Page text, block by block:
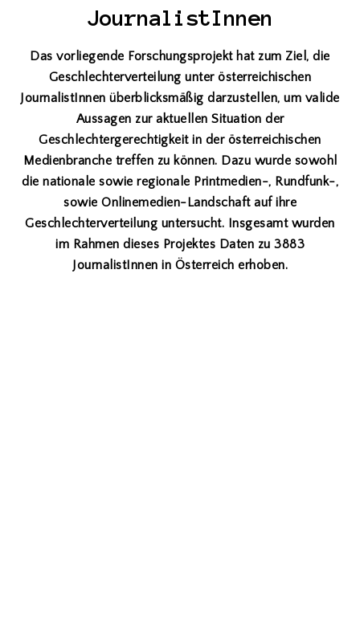
JournalistInnen
Das vorliegende Forschungsprojekt hat zum Ziel, die
Geschlechterverteilung unter österreichischen
JournalistInnen überblicksmäßig darzustellen, um valide
Aussagen zur aktuellen Situation der
Geschlechtergerechtigkeit in der österreichischen
Medienbranche treffen zu können. Dazu wurde sowohl
die nationale sowie regionale Printmedien-, Rundfunk-,
sowie Onlinemedien-Landschaft auf ihre
Geschlechterverteilung untersucht. Insgesamt wurden
im Rahmen dieses Projektes Daten zu 3883
JournalistInnen in Österreich erhoben.